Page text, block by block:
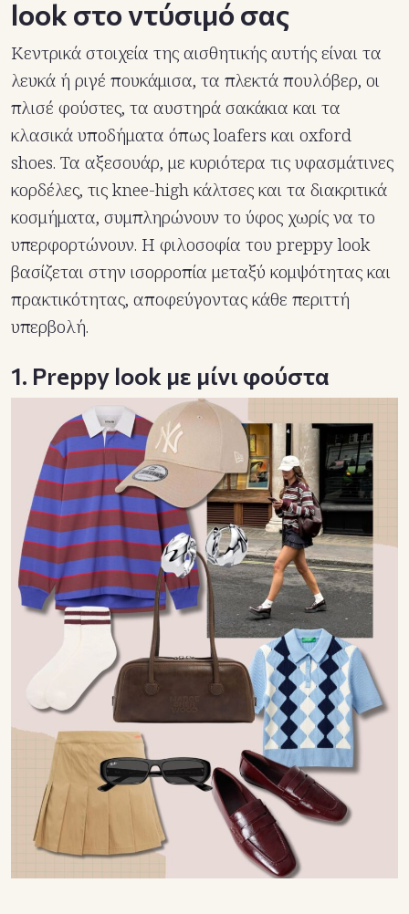
look στο ντύσιμό σας
Κεντρικά στοιχεία της αισθητικής αυτής είναι τα
λευκά ή ριγέ πουκάμισα, τα πλεκτά πουλόβερ, οι
πλισέ φούστες, τα αυστηρά σακάκια και τα
κλασικά υποδήματα όπως loafers και oxford
shoes. Τα αξεσουάρ, με κυριότερα τις υφασμάτινες
κορδέλες, τις knee-high κάλτσες και τα διακριτικά
κοσμήματα, συμπληρώνουν το ύφος χωρίς να το
υπερφορτώνουν. Η φιλοσοφία του preppy look
βασίζεται στην ισορροπία μεταξύ κομψότητας και
πρακτικότητας, αποφεύγοντας κάθε περιττή
υπερβολή.
1. Preppy look με μίνι φούστα